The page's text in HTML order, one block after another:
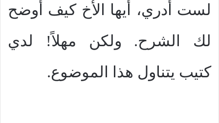
لست أدري، أيها الأخ كيف أوضح
لك الشرح. ولكن مهلاً! لدي
كتيب يتناول هذا الموضوع.